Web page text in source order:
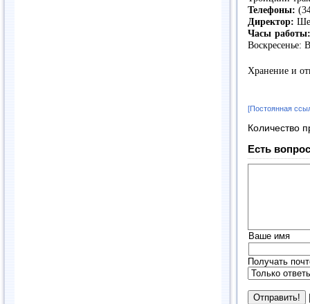
Телефоны:
Директор:
Часы
Воскресенье:
Хранение и
[Постоянная
Количество
Есть
Ваше имя
Получать